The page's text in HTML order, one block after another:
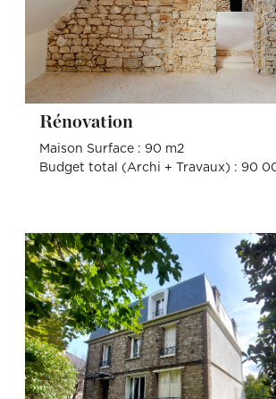
Rénovation
Maison Surface : 90 m2
Budget total (Archi + Travaux) : 90